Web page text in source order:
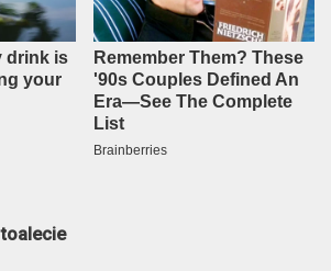
toalecie